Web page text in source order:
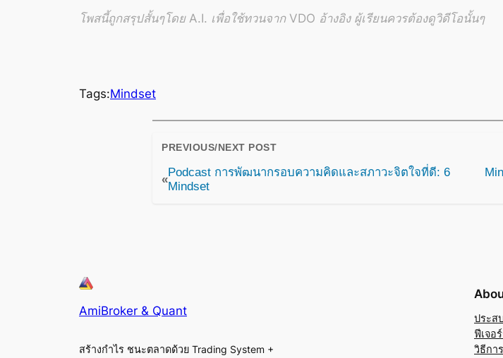
โพสนี้ถูกสรุปสั้นๆโดย A.I. เพื่อใช้ทวนจาก VDO อ้างอิง ผู้เรียนควรต้องดูวิดีโอนั้นๆ
Tags:Mindset
PREVIOUS/NEXT POST
«
Podcast การพัฒนากรอบความคิดและสภาวะจิตใจที่ดี: 6
Mindset
AmiBroker & Quant
สร้างกำไร ชนะตลาดด้วย Trading System +
ประส
ฟีเจอ
วิธีกา